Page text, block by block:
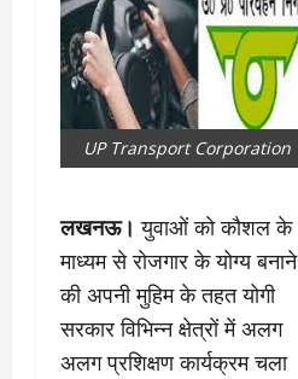
UP Transport Corporation
लखनऊ। युवाओं को कौशल के
माध्यम से रोजगार के योग्य बनाने
की अपनी मुहिम के तहत योगी
सरकार विभिन्न क्षेत्रों में अलग
अलग प्रशिक्षण कार्यक्रम चला